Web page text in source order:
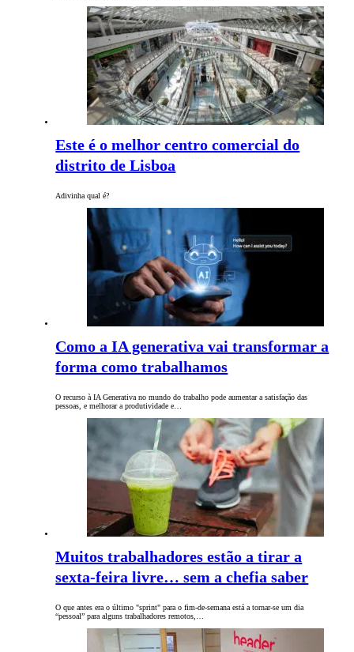
Este é o melhor centro comercial do
distrito de Lisboa
Adivinha qual é?
Como a IA generativa vai transformar a
forma como trabalhamos
O recurso à IA Generativa no mundo do trabalho pode aumentar a satisfação das
pessoas, e melhorar a produtividade e…
Muitos trabalhadores estão a tirar a
sexta-feira livre… sem a chefia saber
O que antes era o último "sprint" para o fim-de-semana está a tornar-se um dia
“pessoal” para alguns trabalhadores remotos,…